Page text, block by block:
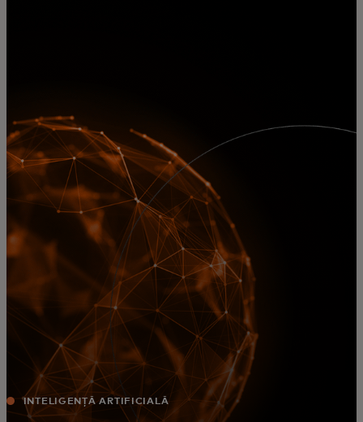
Pentru întreaga lume
Pentru inovatori
Știri și tendințe
INTELIGENȚĂ ARTIFICIALĂ